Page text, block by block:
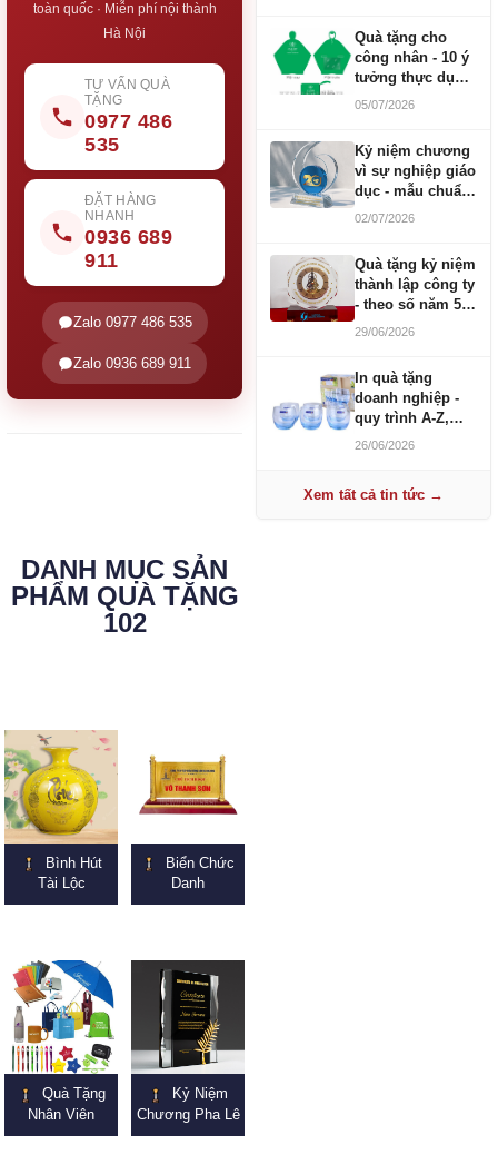
toàn quốc · Miễn phí nội thành
Hà Nội
TƯ VẤN QUÀ
TẶNG
0977 486
535
ĐẶT HÀNG
NHANH
0936 689
911
Zalo 0977 486 535
Zalo 0936 689 911
DANH MỤC SẢN
PHẨM QUÀ TẶNG
102
Bình Hút
Tài Lộc
Biển Chức
Danh
Quà Tặng
Nhân Viên
Kỷ Niệm
Chương Pha Lê
Quà tặng cho
công nhân - 10 ý
tưởng thực dụng
ngân sách 100-
05/07/2026
Kỷ niệm chương
vì sự nghiệp giáo
dục - mẫu chuẩn
2026
02/07/2026
Quà tặng kỷ niệm
thành lập công ty
- theo số năm 5,
10, 20, 30, 50
29/06/2026
In quà tặng
doanh nghiệp -
quy trình A-Z,
báo giá và thời
26/06/2026
Xem tất cả tin tức →